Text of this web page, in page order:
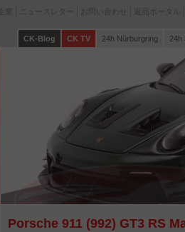
企業 ニュースレター お問い合わせ 返品ポータル
CK-Blog CK TV 24h Nürburgring 24h
Porsche 911 (992) GT3 RS